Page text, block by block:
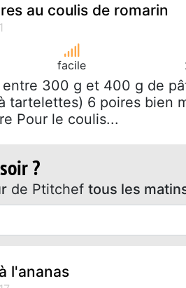
au coulis de romarin
facile
entre 300 g et 400 g de
tartelettes) 6 poires bien
Pour le coulis...
?
de Ptitchef tous les
l'ananas